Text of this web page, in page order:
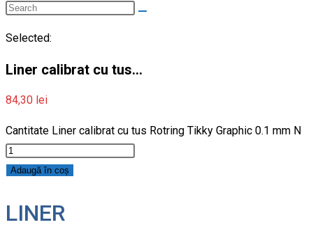
Selected:
Liner calibrat cu tus…
84,30 lei
Cantitate Liner calibrat cu tus Rotring Tikky Graphic 0.1 mm N
Adaugă în coș
LINER